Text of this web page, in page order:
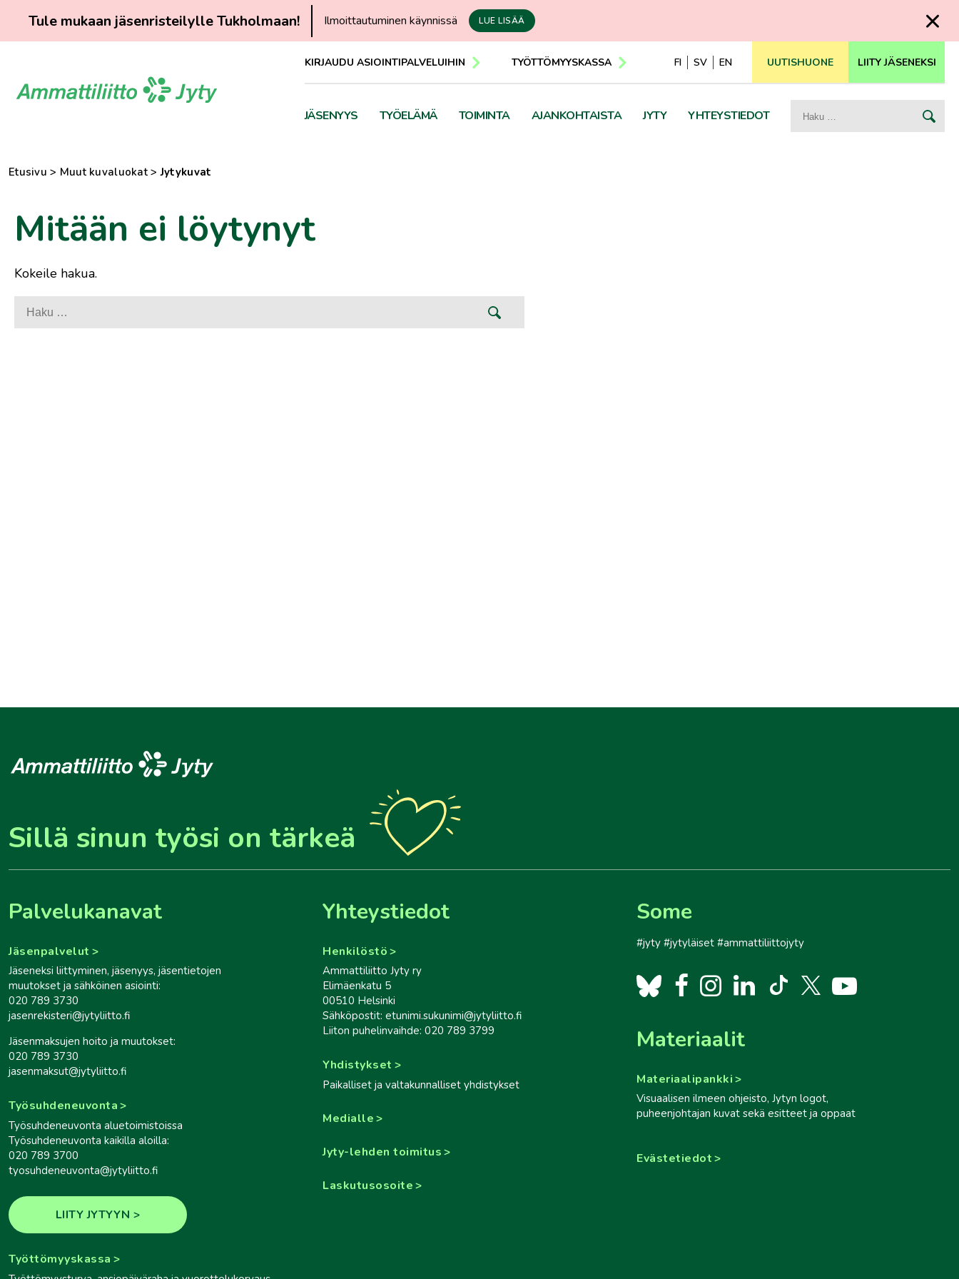
Tule mukaan jäsenristeilylle Tukholmaan! Ilmoittautuminen käynnissä LUE LISÄÄ
sisältöön
KIRJAUDU ASIOINTIPALVELUIHIN TYÖTTÖMYYSKASSA FI SV EN UUTISHUONE LIITY JÄSENEKSI
JÄSENYYS TYÖELÄMÄ TOIMINTA AJANKOHTAISTA JYTY YHTEYSTIEDOT Haku:
Etusivu > Muut kuvaluokat >Jytykuvat
Mitään ei löytynyt
Kokeile hakua.
Haku:
Sillä sinun työsi on tärkeä
Palvelukanavat
Jäsenpalvelut
Jäseneksi liittyminen, jäsenyys, jäsentietojen
muutokset ja sähköinen asiointi:
020 789 3730
jasenrekisteri@jytyliitto.fi
Jäsenmaksujen hoito ja muutokset:
020 789 3730
jasenmaksut@jytyliitto.fi
Työsuhdeneuvonta
Työsuhdeneuvonta aluetoimistoissa
Työsuhdeneuvonta kaikilla aloilla:
020 789 3700
tyosuhdeneuvonta@jytyliitto.fi
LIITY JYTYYN
Työttömyyskassa
Yhteystiedot
Henkilöstö
Ammattiliitto Jyty ry
Elimäenkatu 5
00510 Helsinki
Sähköpostit: etunimi.sukunimi@jytyliitto.fi
Liiton puhelinvaihde: 020 789 3799
Yhdistykset
Paikalliset ja valtakunnalliset yhdistykset
Medialle
Jyty-lehden toimitus
Laskutusosoite
Materiaalit
Materiaalipankki
Visuaalisen ilmeen ohjeisto, Jytyn logot,
puheenjohtajan kuvat sekä esitteet ja oppaat
Evästetiedot
Some
#jyty #jytyläiset #ammattiliittojyty